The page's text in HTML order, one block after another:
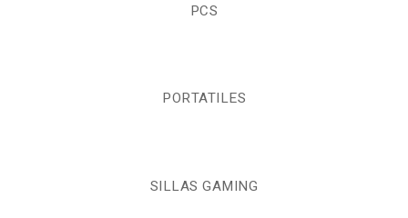
PCS
PORTATILES
SILLAS GAMING